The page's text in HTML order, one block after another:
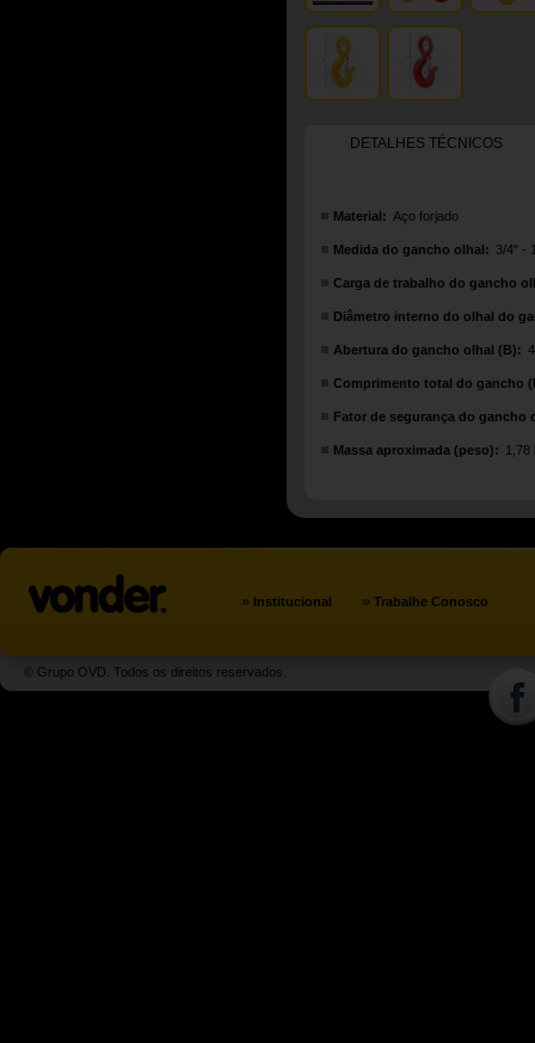
DETALHES TÉCNICOS
Material: Aço forjado
Medida do gancho olhal: 3/4" -
Carga de trabalho do gancho
Diâmetro interno do olhal do
Abertura do gancho olhal (B):
Comprimento total do gancho
Fator de segurança do gancho
Massa aproximada (peso): 1,78
» Institucional » Trabalhe Conosco
© Grupo OVD. Todos os direitos reservados.